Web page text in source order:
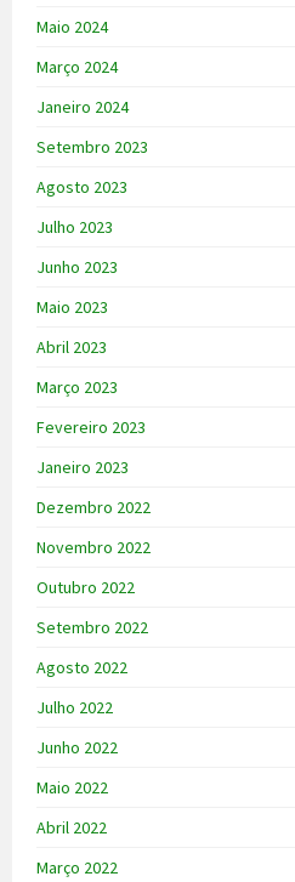
Maio 2024
Março 2024
Janeiro 2024
Setembro 2023
Agosto 2023
Julho 2023
Junho 2023
Maio 2023
Abril 2023
Março 2023
Fevereiro 2023
Janeiro 2023
Dezembro 2022
Novembro 2022
Outubro 2022
Setembro 2022
Agosto 2022
Julho 2022
Junho 2022
Maio 2022
Abril 2022
Março 2022